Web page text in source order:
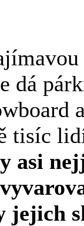
dá
tisíc
asi
jejich